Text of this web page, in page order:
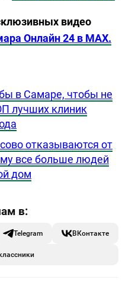
видео
Онлайн 24 в MAX.
в Самаре, чтобы не
лучших клиник
отказываются от
все больше людей
дом
Telegram ВКонтакте